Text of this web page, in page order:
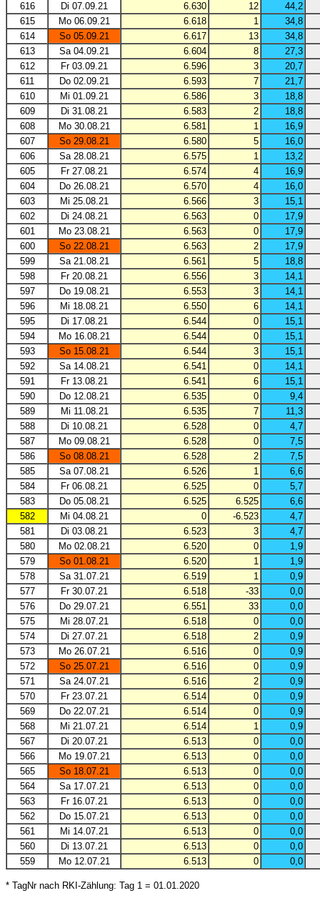
616
Di 07.09.21 6.630 12
44,2
615
Mo 06.09.21 6.618 1
34,8
614
So 05.09.21 6.617 13
34,8
613
Sa 04.09.21 6.604 8
27,3
612
Fr 03.09.21 6.596 3
20,7
611
Do 02.09.21 6.593 7
21,7
610
Mi 01.09.21 6.586 3
18,8
609
Di 31.08.21 6.583 2
18,8
608
Mo 30.08.21 6.581 1
16,9
607
So 29.08.21 6.580 5
16,0
606
Sa 28.08.21 6.575 1
13,2
605
Fr 27.08.21 6.574 4
16,9
604
Do 26.08.21 6.570 4
16,0
603
Mi 25.08.21 6.566 3
15,1
602
Di 24.08.21 6.563 0
17,9
601
Mo 23.08.21 6.563 0
17,9
600
So 22.08.21 6.563 2
17,9
599
Sa 21.08.21 6.561 5
18,8
598
Fr 20.08.21 6.556 3
14,1
597
Do 19.08.21 6.553 3
14,1
596
Mi 18.08.21 6.550 6
14,1
595
Di 17.08.21 6.544 0
15,1
594
Mo 16.08.21 6.544 0
15,1
593
So 15.08.21 6.544 3
15,1
592
Sa 14.08.21 6.541 0
14,1
591
Fr 13.08.21 6.541 6
15,1
590
Do 12.08.21 6.535 0
9,4
589
Mi 11.08.21 6.535 7
11,3
588
Di 10.08.21 6.528 0
4,7
587
Mo 09.08.21 6.528 0
7,5
586
So 08.08.21 6.528 2
7,5
585
Sa 07.08.21 6.526 1
6,6
584
Fr 06.08.21 6.525 0
5,7
583
Do 05.08.21 6.525 6.525
6,6
582
Mi 04.08.21 0 -6.523
4,7
581
Di 03.08.21 6.523 3
4,7
580
Mo 02.08.21 6.520 0
1,9
579
So 01.08.21 6.520 1
1,9
578
Sa 31.07.21 6.519 1
0,9
577
Fr 30.07.21 6.518 -33
0,0
576
Do 29.07.21 6.551 33
0,0
575
Mi 28.07.21 6.518 0
0,0
574
Di 27.07.21 6.518 2
0,9
573
Mo 26.07.21 6.516 0
0,9
572
So 25.07.21 6.516 0
0,9
571
Sa 24.07.21 6.516 2
0,9
570
Fr 23.07.21 6.514 0
0,9
569
Do 22.07.21 6.514 0
0,9
568
Mi 21.07.21 6.514 1
0,9
567
Di 20.07.21 6.513 0
0,0
566
Mo 19.07.21 6.513 0
0,0
565
So 18.07.21 6.513 0
0,0
564
Sa 17.07.21 6.513 0
0,0
563
Fr 16.07.21 6.513 0
0,0
562
Do 15.07.21 6.513 0
0,0
561
Mi 14.07.21 6.513 0
0,0
560
Di 13.07.21 6.513 0
0,0
559
Mo 12.07.21 6.513 0 0,0
* TagNr nach RKI-Zählung: Tag 1 = 01.01.2020